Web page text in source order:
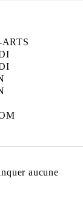
aucune